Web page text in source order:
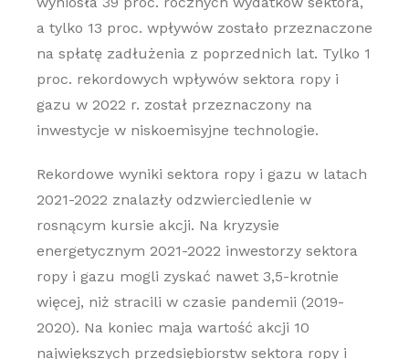
a tylko 13 proc. wpływów zostało przeznaczone
na spłatę zadłużenia z poprzednich lat. Tylko 1
proc. rekordowych wpływów sektora ropy i
gazu w 2022 r. został przeznaczony na
inwestycje w niskoemisyjne technologie.
Rekordowe wyniki sektora ropy i gazu w latach
2021-2022 znalazły odzwierciedlenie w
rosnącym kursie akcji. Na kryzysie
energetycznym 2021-2022 inwestorzy sektora
ropy i gazu mogli zyskać nawet 3,5-krotnie
więcej, niż stracili w czasie pandemii (2019-
2020). Na koniec maja wartość akcji 10
największych przedsiębiorstw sektora ropy i